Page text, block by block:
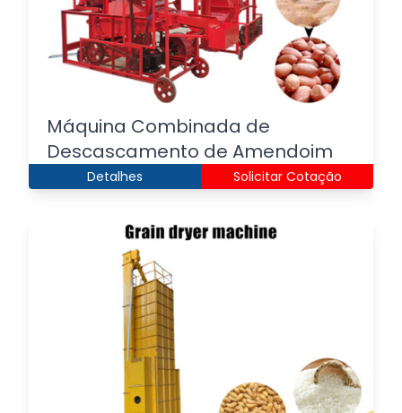
Máquina Combinada de
Descascamento de Amendoim
Detalhes Solicitar Cotação